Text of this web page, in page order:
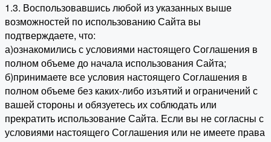
1.3. Воспользовавшись любой из указанных выше
возможностей по использованию Сайта вы
подтверждаете, что:
а)ознакомились с условиями настоящего Соглашения в
полном объеме до начала использования Сайта;
б)принимаете все условия настоящего Соглашения в
полном объеме без каких-либо изъятий и ограничений с
вашей стороны и обязуетесь их соблюдать или
прекратить использование Сайта. Если вы не согласны с
условиями настоящего Соглашения или не имеете права